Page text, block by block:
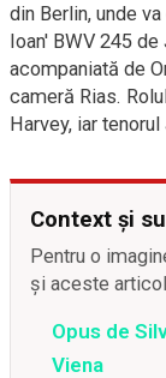
din Berlin, unde
Ioan' BWV 245 de
acompaniată de
cameră Rias.
Harvey, iar
Context și
Pentru o
și aceste
Opus de
Viena